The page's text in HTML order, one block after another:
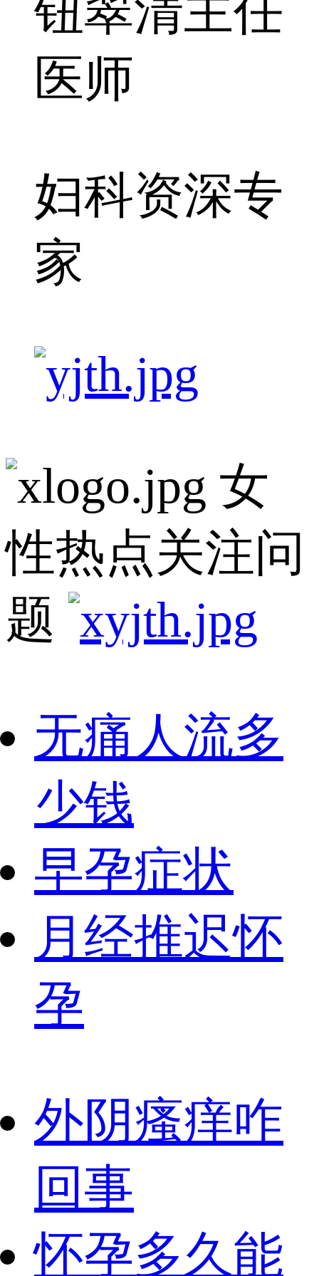
钮翠清主任
医师
妇科资深专
家
女
性热点关注问
题
无痛人流多
少钱
早孕症状
月经推迟怀
孕
外阴瘙痒咋
回事
怀孕多久能